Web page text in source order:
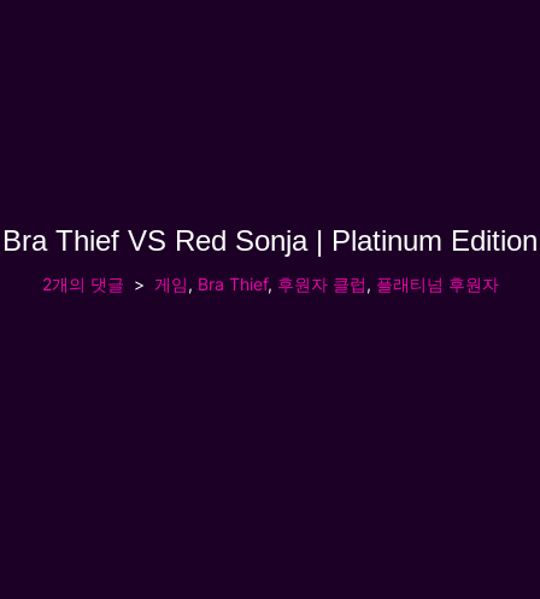
Bra Thief VS Red Sonja | Platinum Edition
2개의 댓글 게임, Bra Thief, 후원자 클럽, 플래티넘 후원자